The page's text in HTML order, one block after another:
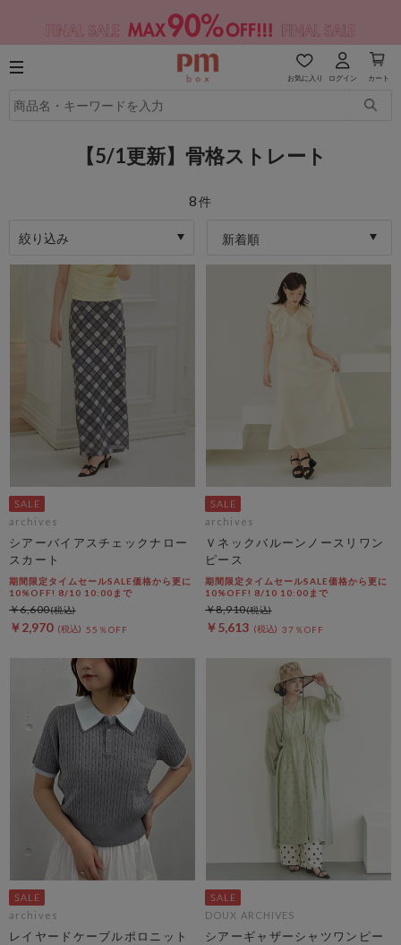
お気に入り ログイン カート
【5/1更新】骨格ストレート
8件
絞り込み 新着順
archives
シアーバイアスチェックナロー
スカート
期間限定タイムセールSALE価格から更に
10%OFF! 8/10 10:00まで
￥2,970 55％OFF
￥6,600
archives
Ｖネックバルーンノースリワン
ピース
期間限定タイムセールSALE価格から更に
10%OFF! 8/10 10:00まで
￥5,613 37％OFF
￥8,910
archives
レイヤードケーブルポロニット
DOUX ARCHIVES
シアーギャザーシャツワンピー